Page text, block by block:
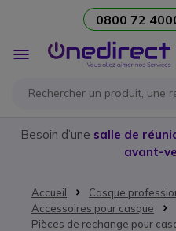
0800 72
Affichage
navigation
Besoin d’une salle de
avant-
Accueil
Casque
Accessoires pour casque
Pièces de rechange pour